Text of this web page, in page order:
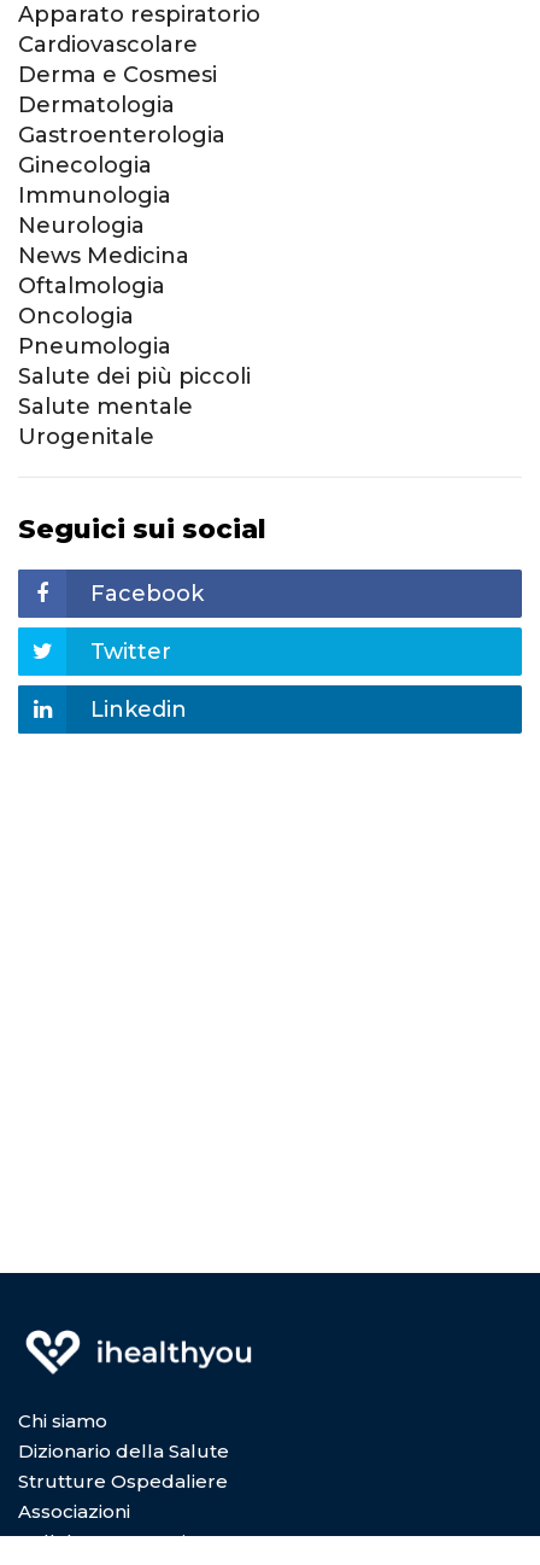
Apparato respiratorio
Cardiovascolare
Derma e Cosmesi
Dermatologia
Gastroenterologia
Ginecologia
Immunologia
Neurologia
News Medicina
Oftalmologia
Oncologia
Pneumologia
Salute dei più piccoli
Salute mentale
Urogenitale
Seguici sui social
Facebook
Twitter
Linkedin
Chi siamo
Dizionario della Salute
Strutture Ospedaliere
Associazioni
Collabora con Noi